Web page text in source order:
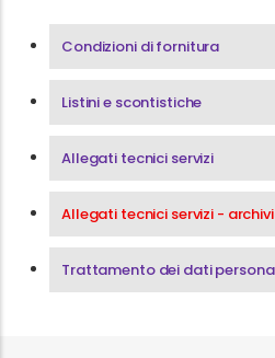
Contratti e listini
Condizioni di fornitura
Listini e scontistiche
Allegati tecnici servizi
Allegati tecnici servizi -
Trattamento dei dati